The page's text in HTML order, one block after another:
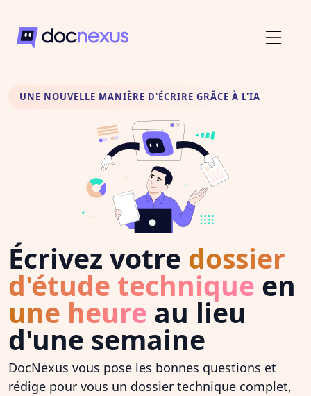
UNE NOUVELLE MANIÈRE D'ÉCRIRE GRÂCE À L'IA
Écrivez votre dossier
d'étude technique en
une heure au lieu
d'une semaine
DocNexus vous pose les bonnes questions et
rédige pour vous un dossier technique complet,